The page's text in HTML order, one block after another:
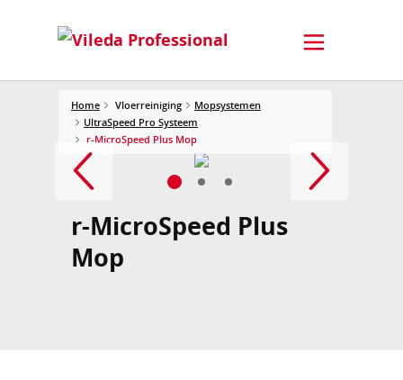
Home Vloerreiniging
Mopsystemen
UltraSpeed Pro Systeem
r-MicroSpeed Plus Mop
r-MicroSpeed Plus
Mop